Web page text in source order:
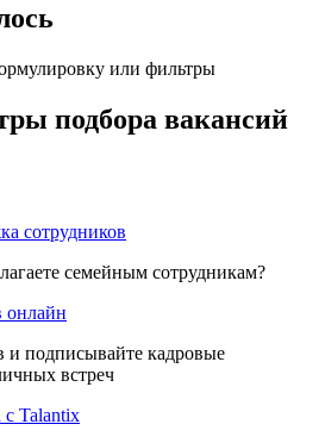
или фильтры
подбора вакансий
сотрудников
семейным сотрудникам?
онлайн
и подписывайте кадровые
встреч
с Talantix